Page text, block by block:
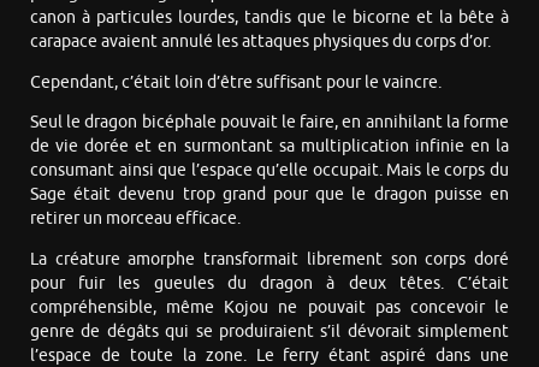
canon à particules lourdes, tandis que le bicorne et la bête à
carapace avaient annulé les attaques physiques du corps d’or.
Cependant, c’était loin d’être suffisant pour le vaincre.
Seul le dragon bicéphale pouvait le faire, en annihilant la forme
de vie dorée et en surmontant sa multiplication infinie en la
consumant ainsi que l’espace qu’elle occupait. Mais le corps du
Sage était devenu trop grand pour que le dragon puisse en
retirer un morceau efficace.
La créature amorphe transformait librement son corps doré
pour fuir les gueules du dragon à deux têtes. C’était
compréhensible, même Kojou ne pouvait pas concevoir le
genre de dégâts qui se produiraient s’il dévorait simplement
l’espace de toute la zone. Le ferry étant aspiré dans une